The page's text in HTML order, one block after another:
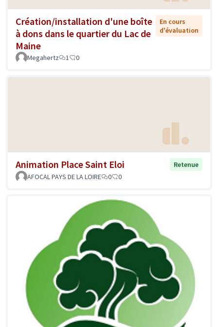
Création/installation d'une boîte
à dons dans le quartier du Lac de
Maine
En cours
d'évaluation
Megahertz 1 0
Animation Place Saint Eloi
Retenue
AFOCAL PAYS DE LA LOIRE
0 0